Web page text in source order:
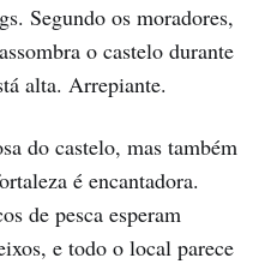
Segundo os moradores,
o castelo durante
alta. Arrepiante.
do castelo, mas também
é encantadora.
de pesca esperam
e todo o local parece